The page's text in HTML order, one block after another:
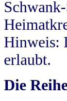
Hinweis:
erlaubt.
Die